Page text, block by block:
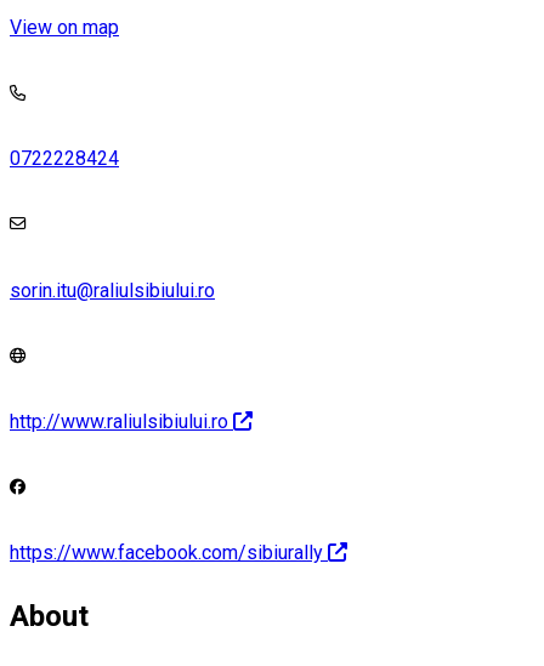
View on map
0722228424
sorin.itu@raliulsibiului.ro
http://www.raliulsibiului.ro
https://www.facebook.com/sibiurally
About